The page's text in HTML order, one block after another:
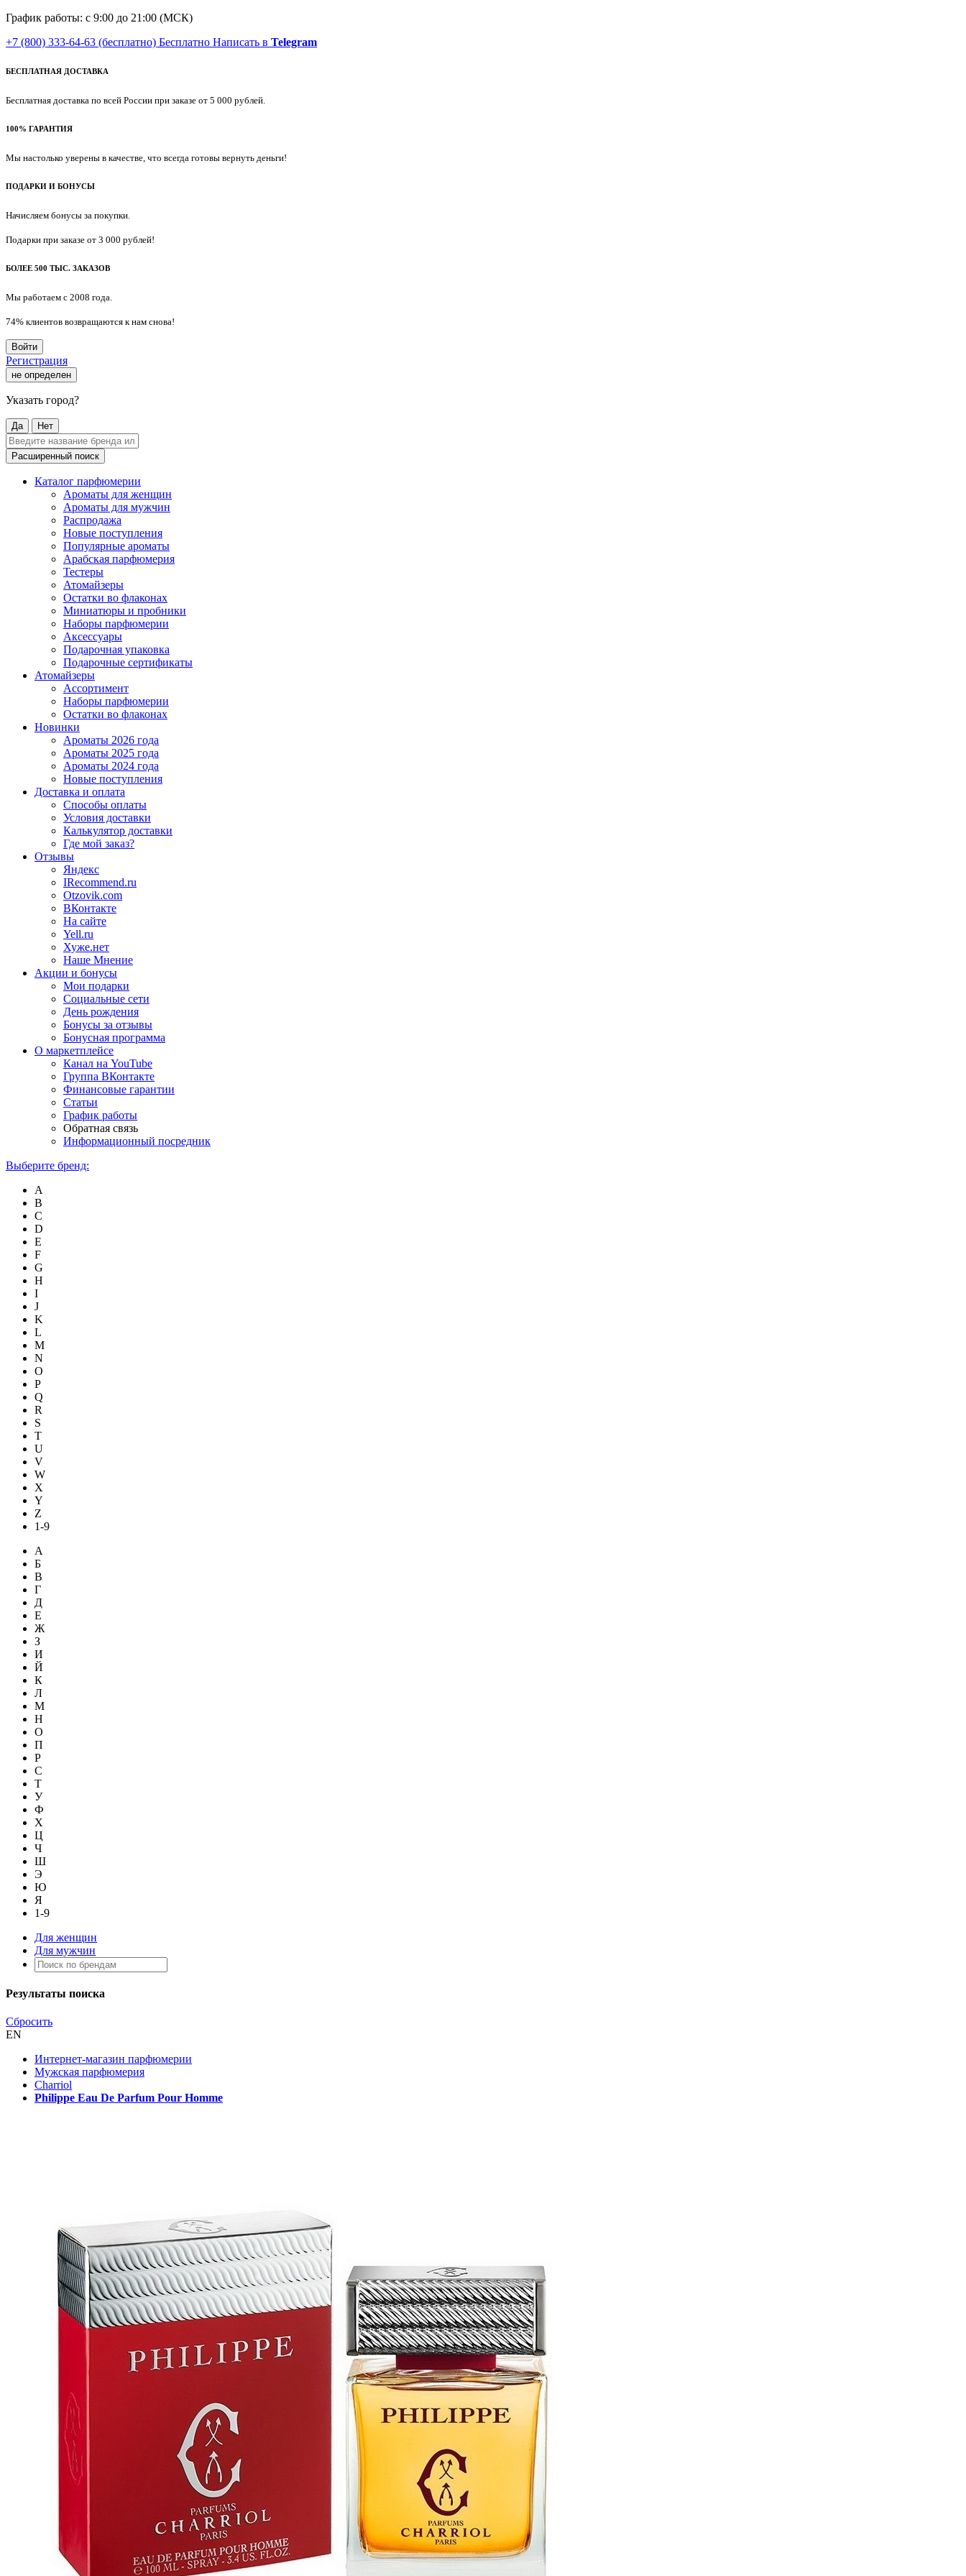
График работы: с 9:00 до 21:00 (МСК)
+7 (800) 333-64-63 (бесплатно) Бесплатно Написать в Telegram
БЕСПЛАТНАЯ ДОСТАВКА
Бесплатная доставка по всей России при заказе от 5 000 рублей.
100% ГАРАНТИЯ
Мы настолько уверены в качестве, что всегда готовы вернуть деньги!
ПОДАРКИ И БОНУСЫ
Начисляем бонусы за покупки.
Подарки при заказе от 3 000 рублей!
БОЛЕЕ 500 ТЫС. ЗАКАЗОВ
Мы работаем с 2008 года.
74% клиентов возвращаются к нам снова!
Войти
Регистрация
не определен
Указать город?
Да Нет
Расширенный поиск
Каталог парфюмерии
Ароматы для женщин
Ароматы для мужчин
Распродажа
Новые поступления
Популярные ароматы
Арабская парфюмерия
Тестеры
Атомайзеры
Остатки во флаконах
Миниатюры и пробники
Наборы парфюмерии
Аксессуары
Подарочная упаковка
Подарочные сертификаты
Атомайзеры
Ассортимент
Наборы парфюмерии
Остатки во флаконах
Новинки
Ароматы 2026 года
Ароматы 2025 года
Ароматы 2024 года
Новые поступления
Доставка и оплата
Способы оплаты
Условия доставки
Калькулятор доставки
Где мой заказ?
Отзывы
Яндекс
IRecommend.ru
Otzovik.com
ВКонтакте
На сайте
Yell.ru
Хуже.нет
Наше Мнение
Акции и бонусы
Мои подарки
Социальные сети
День рождения
Бонусы за отзывы
Бонусная программа
О маркетплейсе
Канал на YouTube
Группа ВКонтакте
Финансовые гарантии
Статьи
График работы
Обратная связь
Информационный посредник
Выберите бренд:
A
B
C
D
E
F
G
H
I
J
K
L
M
N
O
P
Q
R
S
T
U
V
W
X
Y
Z
1-9
А
Б
В
Г
Д
Е
Ж
З
И
Й
К
Л
М
Н
О
П
Р
С
Т
У
Ф
Х
Ц
Ч
Ш
Э
Ю
Я
1-9
Для женщин
Для мужчин
Результаты поиска
Сбросить
EN
Интернет-магазин парфюмерии
Мужская парфюмерия
Charriol
Philippe Eau De Parfum Pour Homme